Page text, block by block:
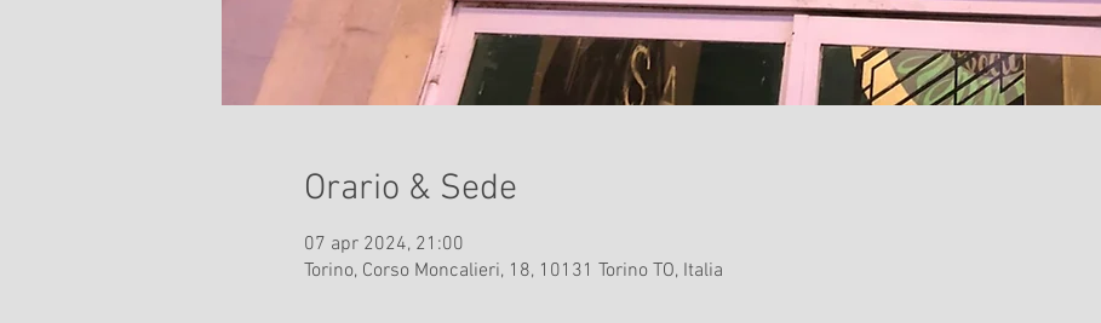
Orario & Sede
07 apr 2024, 21:00
Torino, Corso Moncalieri, 18, 10131 Torino TO, Italia